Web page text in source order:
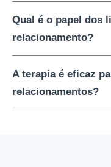
Qual é o papel dos
relacionamento?
A terapia é eficaz
relacionamentos?